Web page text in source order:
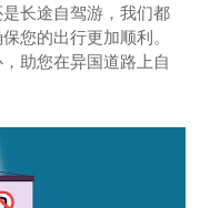
长途自驾游，我们都
您的出行更加顺利。
助您在异国道路上自